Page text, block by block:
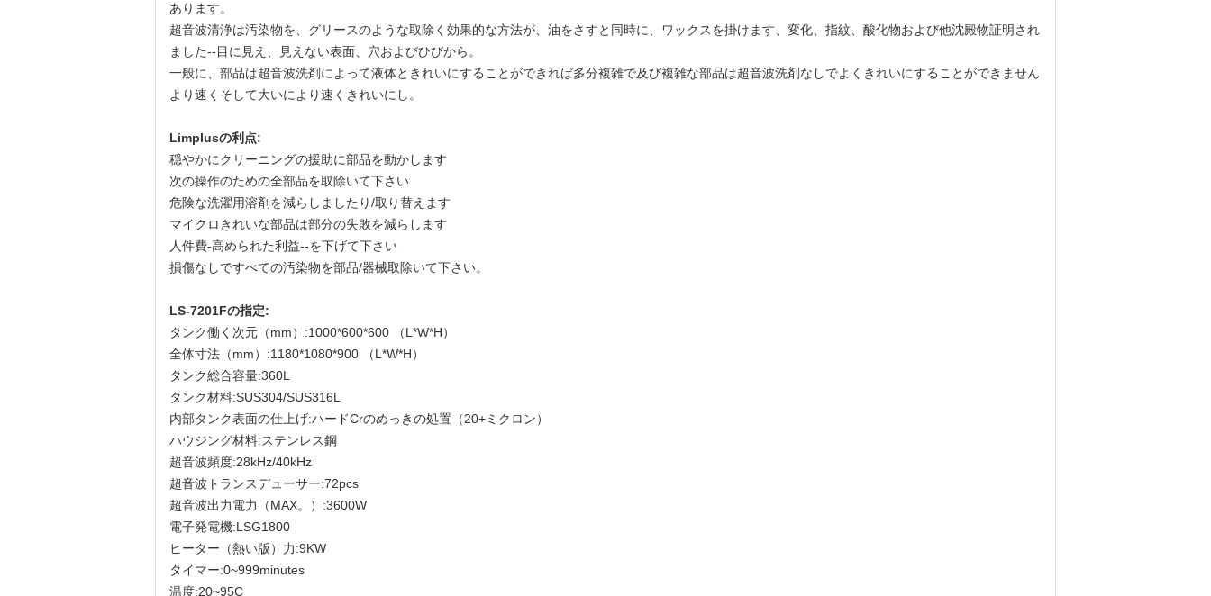
あります。
超音波清浄は汚染物を、グリースのような取除く効果的な方法が、油をさすと同時に、ワックスを掛けます、変化、指紋、酸化物および他沈殿物証明され
ました--目に見え、見えない表面、穴およびひびから。
一般に、部品は超音波洗剤によって液体ときれいにすることができれば多分複雑で及び複雑な部品は超音波洗剤なしでよくきれいにすることができません
より速くそして大いにより速くきれいにし。
Limplusの利点:
穏やかにクリーニングの援助に部品を動かします
次の操作のための全部品を取除いて下さい
危険な洗濯用溶剤を減らしましたり/取り替えます
マイクロきれいな部品は部分の失敗を減らします
人件費-高められた利益--を下げて下さい
損傷なしですべての汚染物を部品/器械取除いて下さい。
LS-7201Fの指定:
タンク働く次元（mm）:1000*600*600 （L*W*H）
全体寸法（mm）:1180*1080*900 （L*W*H）
タンク総合容量:360L
タンク材料:SUS304/SUS316L
内部タンク表面の仕上げ:ハードCrのめっきの処置（20+ミクロン）
ハウジング材料:ステンレス鋼
超音波頻度:28kHz/40kHz
超音波トランスデューサー:72pcs
超音波出力電力（MAX。）:3600W
電子発電機:LSG1800
ヒーター（熱い版）力:9KW
タイマー:0~999minutes
温度:20~95C